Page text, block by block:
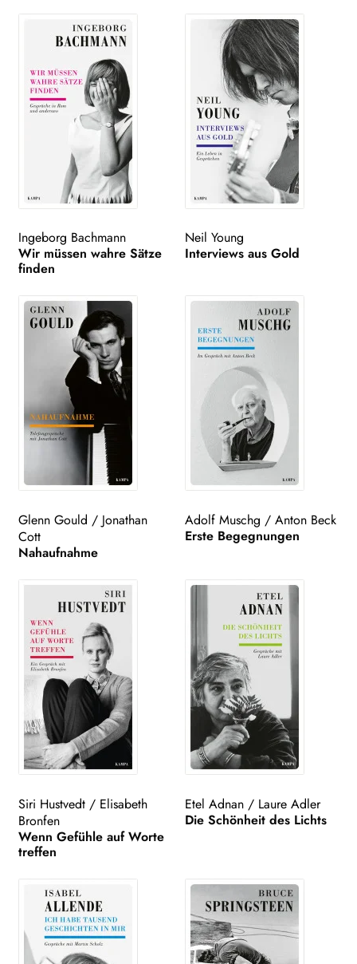
Ingeborg Bachmann
Wir müssen wahre Sätze
finden
Neil Young
Interviews aus Gold
Glenn Gould / Jonathan
Cott
Nahaufnahme
Adolf Muschg /Anton Beck
Erste Begegnungen
Siri Hustvedt/ Elisabeth
Bronfen
Wenn Gefühle auf Worte
treffen
Etel Adnan / Laure Adler
Die Schönheit des Lichts